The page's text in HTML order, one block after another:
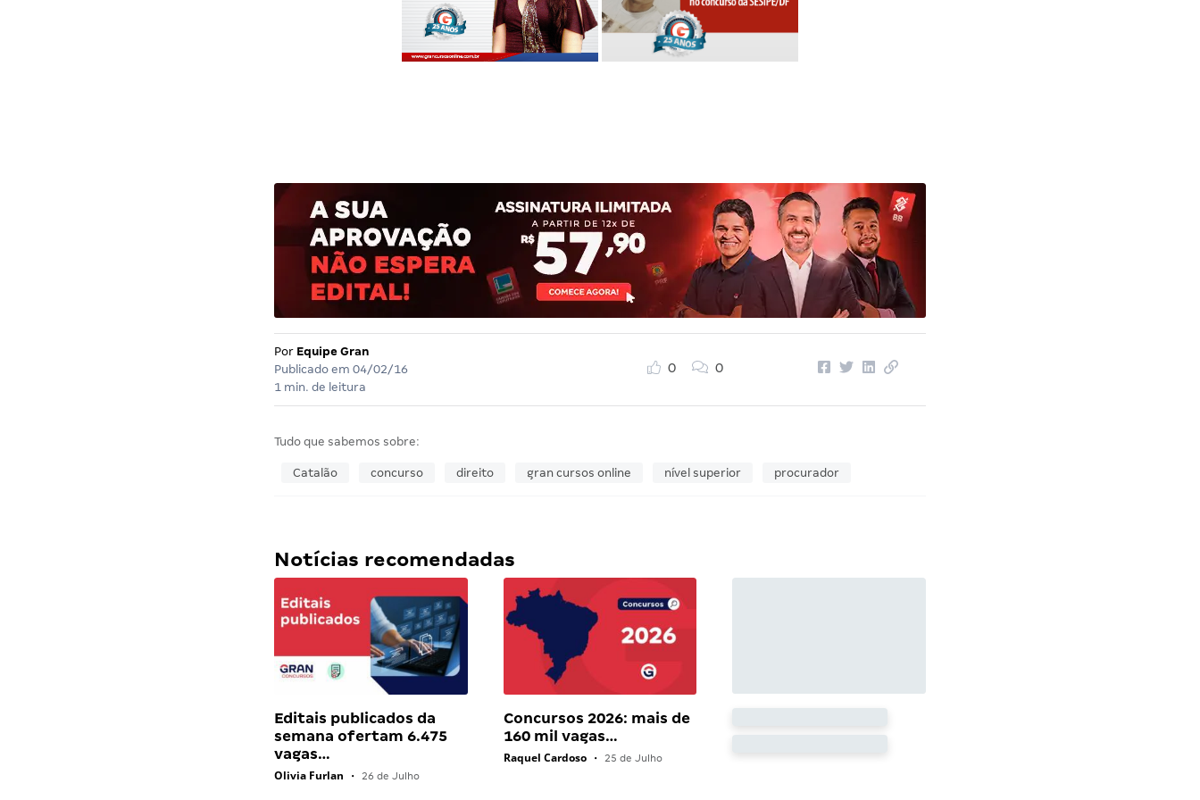
Por Equipe Gran
Publicado em 04/02/16
1 min. de leitura
0 0
Tudo que sabemos sobre:
Catalão concurso direito gran cursos online nível superior procurador
Notícias recomendadas
Editais publicados da
semana ofertam 6.475
vagas…
Olivia Furlan • 26 de Julho
Concursos 2026: mais de
160 mil vagas…
Raquel Cardoso • 25 de Julho